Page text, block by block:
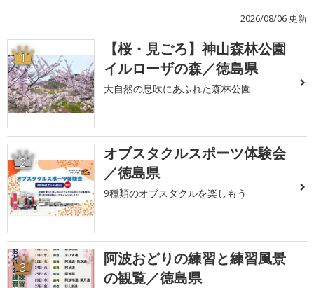
2026/08/06 更新
1
【桜・見ごろ】神山森林公園
イルローザの森／徳島県
大自然の息吹にあふれた森林公園
2
オブスタクルスポーツ体験会
／徳島県
9種類のオブスタクルを楽しもう
3
阿波おどりの練習と練習風景
の観覧／徳島県